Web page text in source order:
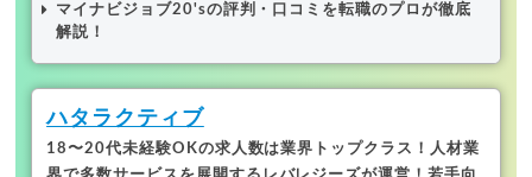
マイナビジョブ20'sの評判・口コミを転職のプロが徹底
解説！
ハタラクティブ
18〜20代未経験OKの求人数は業界トップクラス！ 人材業